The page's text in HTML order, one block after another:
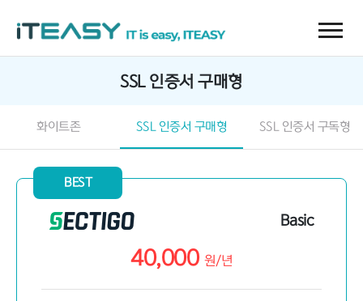
SSL 인증서 구매형
화이트존 SSL 인증서 구매형 SSL 인증서 구독형
BEST
Basic
40,000 원/년